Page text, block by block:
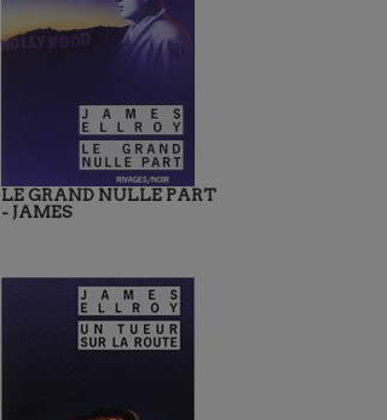
LE GRAND NULLE PART
- JAMES